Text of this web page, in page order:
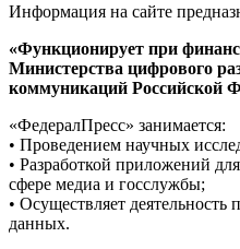
Информация на сайте
«Функционирует при
Министерства цифрового
коммуникаций Российской
«ФедералПресс» занимается:
• Проведением научных
• Разработкой приложений
сфере медиа и госслужбы;
• Осуществляет
данных.